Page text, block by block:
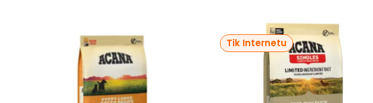
Tik Internetu